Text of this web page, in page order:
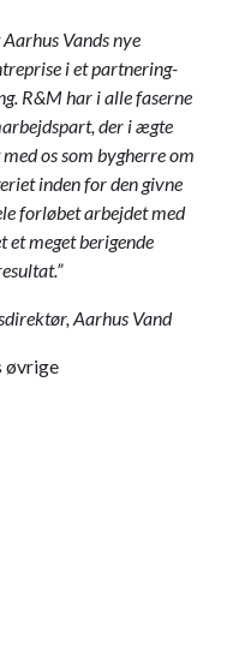
Vands nye
i etpartnering-
R&M har i alle faserne
der i ægte
os som bygherre om
inden for den givne
forløbet arbejdet med
meget berigende
Aarhus Vand
øvrige